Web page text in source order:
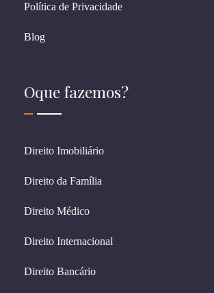
Política de Privacidade
Blog
Oque fazemos?
Direito Imobiliário
Direito da Família
Direito Médico
Direito Internacional
Direito Bancário